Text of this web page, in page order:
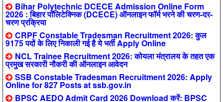
Bihar Polytechnic DCECE Admission Online Form
2026 : बिहार पॉलिटेक्निक (DCECE) ऑनलाइन फॉर्म भरने की चरण-दर-
चरण प्रक्रिया
CRPF Constable Tradesman Recruitment 2026: कुल
9175 पदों के लिए निकाली गई है ये भर्ती Apply Online
NCL Trainee Recruitment 2026: कोयला मंत्रालय के तहत एक
प्रमुख सरकारी नौकरी की ऑनलाइन आवेदन
SSB Constable Tradesman Recruitment 2026: Apply
Online for 827 Posts at ssb.gov.in
BPSC AEDO Admit Card 2026 Download करें: BPSC